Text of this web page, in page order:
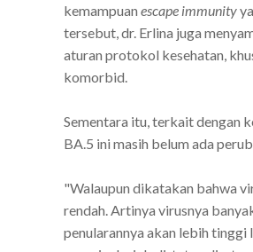
kemampuan escape immunity
tersebut, dr. Erlina juga
aturan protokol kesehatan,
komorbid.
Sementara itu, terkait dengan
BA.5 ini masih belum ada
"Walaupun dikatakan bahwa
rendah. Artinya virusnya
penularannya akan lebih tinggi